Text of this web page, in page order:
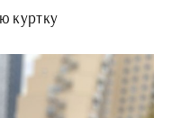
куртку